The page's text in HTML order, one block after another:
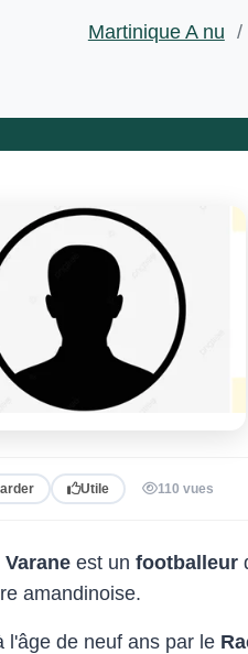
Martinique A nu /
Utile 110 vues
Varane est un footballeur
amandinoise.
l'âge de neuf ans par le